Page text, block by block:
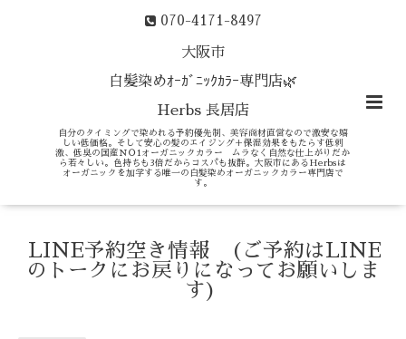
070-4171-8497
大阪市
白髪染めｵｰｶﾞﾆｯｸｶﾗｰ専門店🌿
Herbs 長居店
自分のタイミングで染めれる予約優先制、美容商材直営なので激安な嬉
しい低価格。そして安心の髪のエイジング＋保湿効果をもたらす低刺
激、低臭の国産ＮＯ1オーガニックカラー ムラなく自然な仕上がりだか
ら若々しい。色持ちも3倍だからコスパも抜群。大阪市にあるHerbsは
オーガニックを加学する唯一の白髪染めオーガニックカラー専門店で
す。
LINE予約空き情報 (ご予約はLINE
のトークにお戻りになってお願いしま
す)